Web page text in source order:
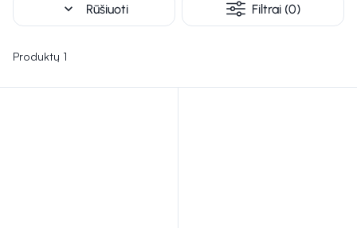
expand_more Rūšiuoti Filtrai (0)
Produktų 1